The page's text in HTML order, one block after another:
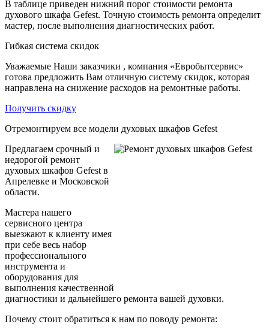
В таблице приведен нижний порог стоимости ремонта
духового шкафа Gefest. Точную стоимость ремонта определит
мастер, после выполнения диагностических работ.
Гибкая система скидок
Уважаемые Наши заказчики , компания «Евробытсервис»
готова предложить Вам отличную систему скидок, которая
направлена на снижение расходов на ремонтные работы.
Получить скидку
Отремонтируем все модели духовых шкафов Gefest
Предлагаем срочный и
недорогой ремонт
духовых шкафов Gefest в
Апрелевке и Московской
области.
Мастера нашего
сервисного центра
выезжают к клиенту имея
при себе весь набор
профессионального
инструмента и
оборудования для
выполнения качественной
диагностики и дальнейшего ремонта вашей духовки.
Почему стоит обратиться к нам по поводу ремонта: